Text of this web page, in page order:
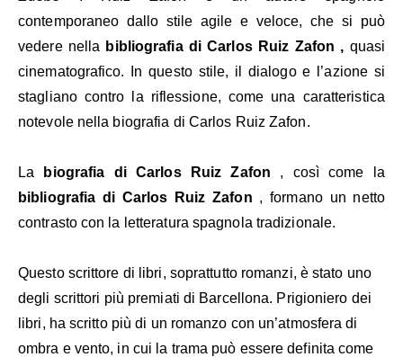
contemporaneo dallo stile agile e veloce, che si può
vedere nella bibliografia di Carlos Ruiz Zafon , quasi
cinematografico. In questo stile, il dialogo e l’azione si
stagliano contro la riflessione, come una caratteristica
notevole nella biografia di Carlos Ruiz Zafon.
La biografia di Carlos Ruiz Zafon , così come la
bibliografia di Carlos Ruiz Zafon , formano un netto
contrasto con la letteratura spagnola tradizionale.
Questo scrittore di libri, soprattutto romanzi, è stato uno
degli scrittori più premiati di Barcellona. Prigioniero dei
libri, ha scritto più di un romanzo con un’atmosfera di
ombra e vento, in cui la trama può essere definita come